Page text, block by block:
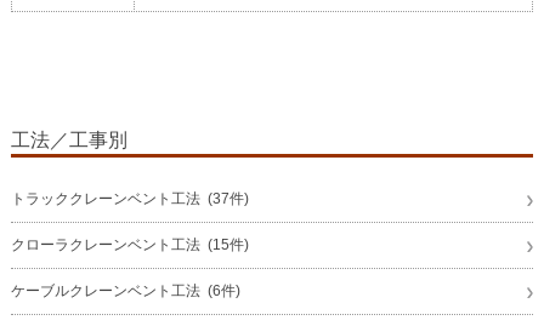
工法／工事別
トラッククレーンベント工法 (37件)
クローラクレーンベント工法 (15件)
ケーブルクレーンベント工法 (6件)